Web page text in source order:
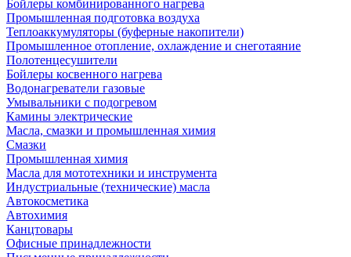
Бойлеры комбинированного нагрева
Промышленная подготовка воздуха
Теплоаккумуляторы (буферные накопители)
Промышленное отопление, охлаждение и снеготаяние
Полотенцесушители
Бойлеры косвенного нагрева
Водонагреватели газовые
Умывальники с подогревом
Камины электрические
Масла, смазки и промышленная химия
Смазки
Промышленная химия
Масла для мототехники и инструмента
Индустриальные (технические) масла
Автокосметика
Автохимия
Канцтовары
Офисные принадлежности